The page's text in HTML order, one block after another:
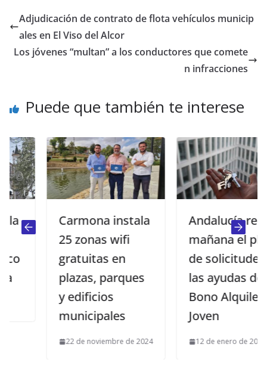
Adjudicación de contrato de flota vehículos municip
ales en El Viso del Alcor
Los jóvenes “multan” a los conductores que comete
n infracciones
Puede que también te interese
Carmona instala
25 zonas wifi
gratuitas en
plazas, parques
y edificios
municipales
22 de noviembre de 2024
Andalucía reabre
mañana el plazo
de solicitudes de
las ayudas del
Bono Alquiler
Joven
12 de enero de 2026